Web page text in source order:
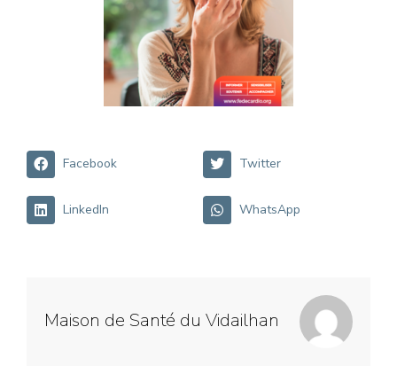
Facebook Twitter
LinkedIn WhatsApp
Maison de Santé du Vidailhan